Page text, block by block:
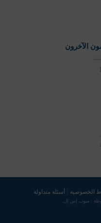
الآخرون
الخصوصية أسئلة متداولة